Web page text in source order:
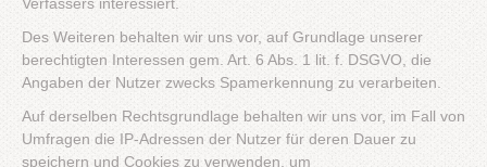
Des Weiteren behalten wir uns vor, auf Grundlage unserer
berechtigten Interessen gem. Art. 6 Abs. 1 lit. f. DSGVO, die
Angaben der Nutzer zwecks Spamerkennung zu verarbeiten.
Auf derselben Rechtsgrundlage behalten wir uns vor, im Fall von
Umfragen die IP-Adressen der Nutzer für deren Dauer zu
speichern und Cookies zu verwenden, um